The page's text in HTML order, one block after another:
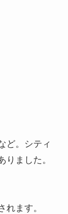
ど。シティ
りました。
れます。